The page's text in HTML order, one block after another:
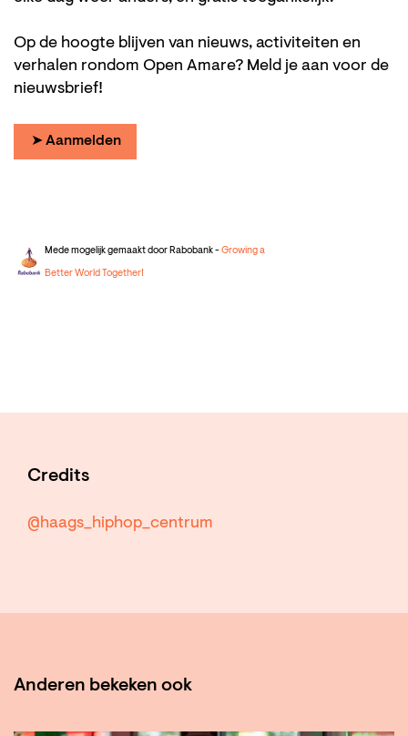
Op de hoogte blijven van nieuws, activiteiten en
verhalen rondom Open Amare? Meld je aan voor de
nieuwsbrief!
➤ Aanmelden
Mede mogelijk gemaakt door Rabobank -Growing a
Better World Together!
Credits
@haags_hiphop_centrum
Anderen bekeken ook